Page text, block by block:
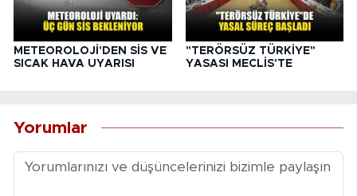
METEOROLOJİ'DEN SİS VE
SICAK HAVA UYARISI
"TERÖRSÜZ TÜRKİYE"
YASASI MECLİS'TE
Yorumlar